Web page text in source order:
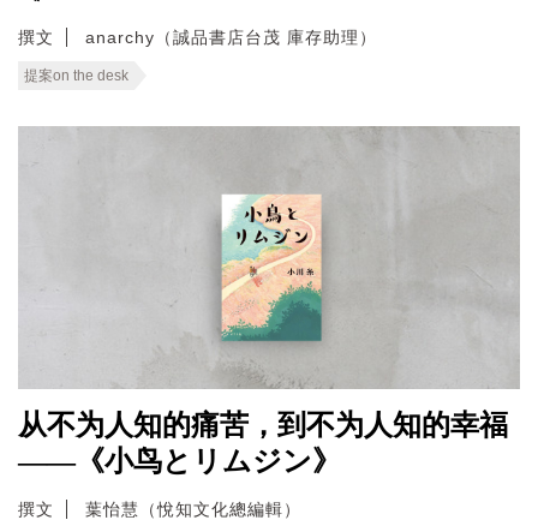
撰文 anarchy（誠品書店台茂 庫存助理）
提案on the desk
从不为人知的痛苦，到不为人知的幸福
——《小鸟とリムジン》
撰文 葉怡慧（悅知文化總編輯）